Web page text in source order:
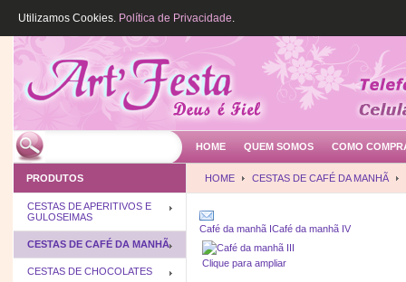
HOME QUEM SOMOS COMO
HOME CESTAS DE CAFÉ DA MANHÃ
Café da manhã ICafé da manhã IV
Clique para ampliar
PRODUTOS
CESTAS DE APERITIVOS E
GULOSEIMAS
CESTAS DE CAFÉ DA MANHÃ
CESTAS DE CHOCOLATES
Utilizamos Cookies. Política de Privacidade.